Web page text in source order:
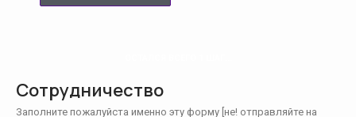
Сотрудничество
Заполните пожалуйста именно эту форму [не! отправляйте на